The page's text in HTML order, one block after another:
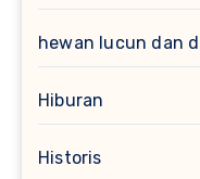
hewan lucun dan
Hiburan
Historis